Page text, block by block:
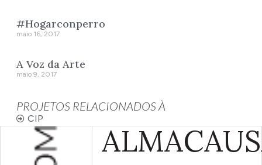
#Hogarconperro
maio 16, 2017
A Voz da Arte
maio 9, 2017
PROJETOS RELACIONADOS À
CIP
ALMA